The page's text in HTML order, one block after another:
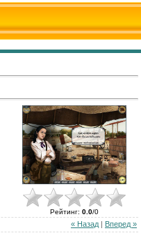
Рейтинг: 0.0/0
« Назад Вперед »